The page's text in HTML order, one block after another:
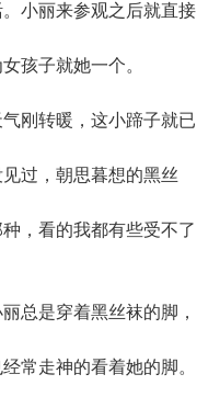
小丽来参观之后就直接
孩子就她一个。
刚转暖，这小蹄子就已
过，朝思暮想的黑丝
，看的我都有些受不了
是穿着黑丝袜的脚，
常走神的看着她的脚。